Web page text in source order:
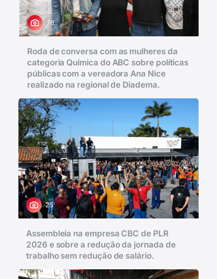
78
Roda de conversa com as mulheres da
categoria Química do ABC sobre políticas
públicas com a vereadora Ana Nice
realizado na regional de Diadema.
25
Assembleia na empresa CBC de PLR
2026 e sobre a redução da jornada de
trabalho sem redução de salário.